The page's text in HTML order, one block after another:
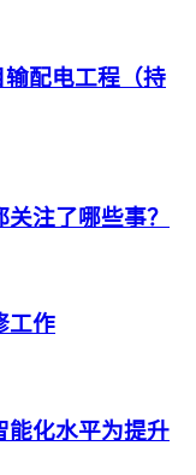
输配电工程（持
注了哪些事？
工作
能化水平为提升